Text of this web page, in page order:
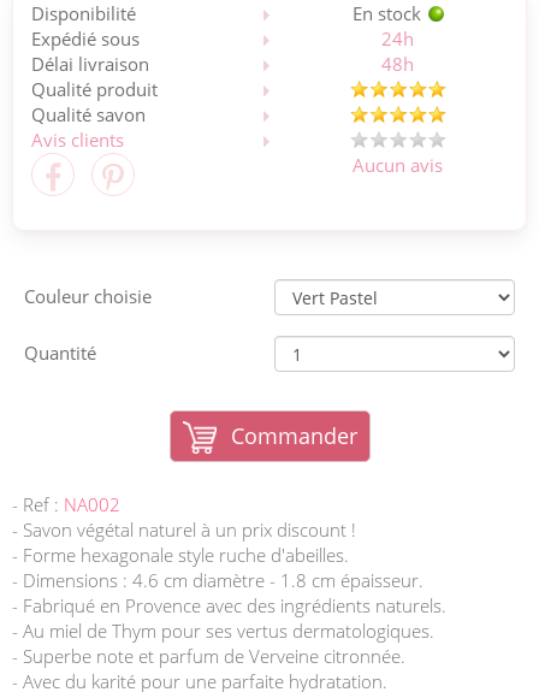
Disponibilité
En stock
Expédié sous
24h
Délai livraison
48h
Qualité produit
Qualité savon
Avis clients
Aucun avis
Couleur choisie
Quantité
Commander
- Ref : NA002
- Savon végétal naturel à un prix discount !
- Forme hexagonale style ruche d'abeilles.
- Dimensions : 4.6 cm diamètre - 1.8 cm épaisseur.
- Fabriqué en Provence avec des ingrédients naturels.
- Au miel de Thym pour ses vertus dermatologiques.
- Superbe note et parfum de Verveine citronnée.
- Avec du karité pour une parfaite hydratation.